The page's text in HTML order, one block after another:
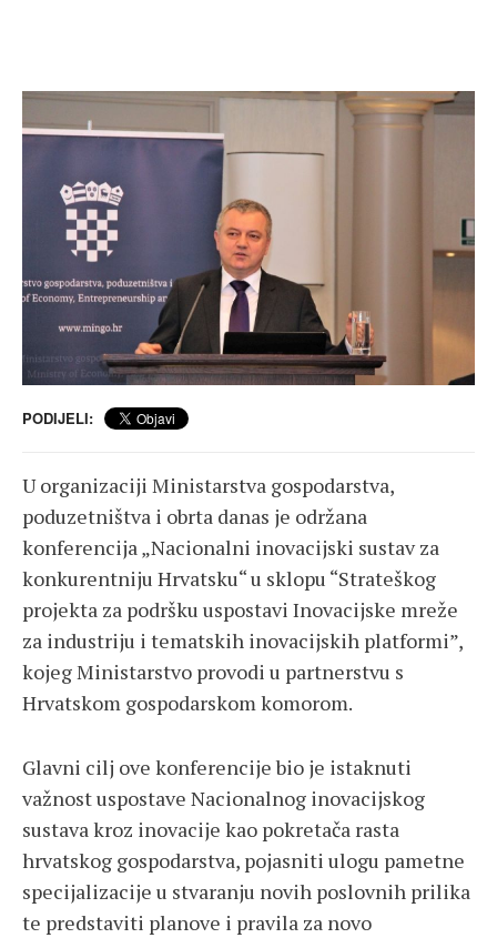
PODIJELI:
U organizaciji Ministarstva gospodarstva,
poduzetništva i obrta danas je održana
konferencija „Nacionalni inovacijski sustav za
konkurentniju Hrvatsku“ u sklopu “Strateškog
projekta za podršku uspostavi Inovacijske mreže
za industriju i tematskih inovacijskih platformi”,
kojeg Ministarstvo provodi u partnerstvu s
Hrvatskom gospodarskom komorom.
Glavni cilj ove konferencije bio je istaknuti
važnost uspostave Nacionalnog inovacijskog
sustava kroz inovacije kao pokretača rasta
hrvatskog gospodarstva, pojasniti ulogu pametne
specijalizacije u stvaranju novih poslovnih prilika
te predstaviti planove i pravila za novo